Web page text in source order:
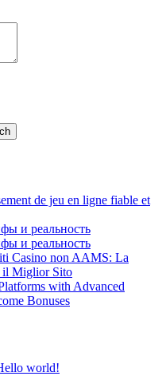
de jeu en ligne fiable et
и реальность
и реальность
Casino non AAMS: La
il Miglior Sito
with Advanced
Bonuses
world!